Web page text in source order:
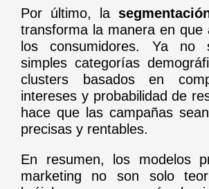
Por último, la
transforma la manera en que
los consumidores. Ya
simples categorías
clusters basados en
intereses y probabilidad de
hace que las campañas
precisas y rentables.
En resumen, los modelos
marketing no son solo